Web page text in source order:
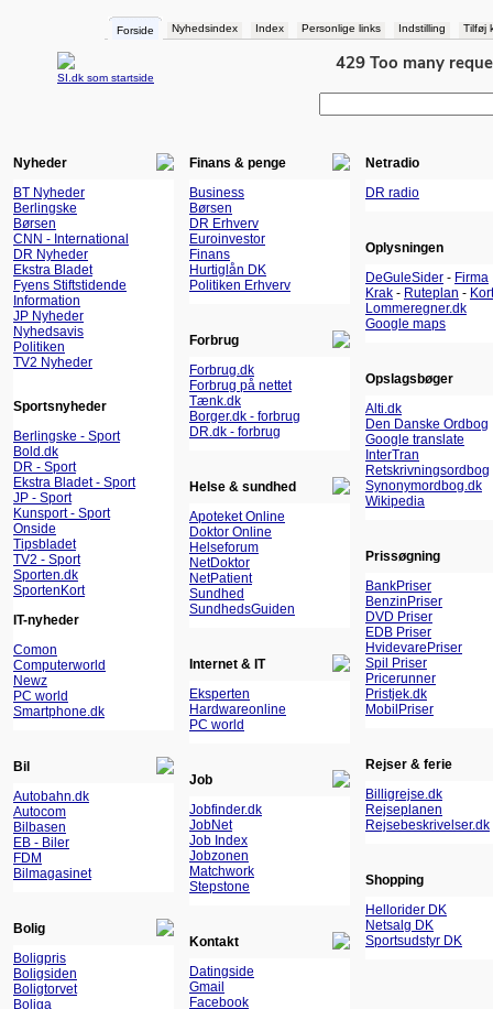
Forside Nyhedsindex Index Personlige links Indstilling Tilføj
SI.dk som startside
Nyheder
BT Nyheder
Berlingske
Børsen
CNN - International
DR Nyheder
Ekstra Bladet
Fyens Stiftstidende
Information
JP Nyheder
Nyhedsavis
Politiken
TV2 Nyheder
Sportsnyheder
Berlingske - Sport
Bold.dk
DR - Sport
Ekstra Bladet - Sport
JP - Sport
Kunsport - Sport
Onside
Tipsbladet
TV2 - Sport
Sporten.dk
SportenKort
IT-nyheder
Comon
Computerworld
Newz
PC world
Smartphone.dk
Bil
Autobahn.dk
Autocom
Bilbasen
EB - Biler
FDM
Bilmagasinet
Bolig
Boligpris
Boligsiden
Boligtorvet
Boliga
Finans & penge
Business
Børsen
DR Erhverv
Euroinvestor
Finans
Hurtiglån DK
Politiken Erhverv
Forbrug
Forbrug.dk
Forbrug på nettet
Tænk.dk
Borger.dk - forbrug
DR.dk - forbrug
Helse & sundhed
Apoteket Online
Doktor Online
Helseforum
NetDoktor
NetPatient
Sundhed
SundhedsGuiden
Internet & IT
Eksperten
Hardwareonline
PC world
Job
Jobfinder.dk
JobNet
Job Index
Jobzonen
Matchwork
Stepstone
Kontakt
Datingside
Gmail
Facebook
Netradio
DR radio
Oplysningen
DeGuleSider - Firma
Krak - Ruteplan - Kort
Lommeregner.dk
Google maps
Opslagsbøger
Alti.dk
Den Danske Ordbog
Google translate
InterTran
Retskrivningsordbog
Synonymordbog.dk
Wikipedia
Prissøgning
BankPriser
BenzinPriser
DVD Priser
EDB Priser
HvidevarePriser
Spil Priser
Pricerunner
Pristjek.dk
MobilPriser
Rejser & ferie
Billigrejse.dk
Rejseplanen
Rejsebeskrivelser.dk
Shopping
Hellorider DK
Netsalg DK
Sportsudstyr DK